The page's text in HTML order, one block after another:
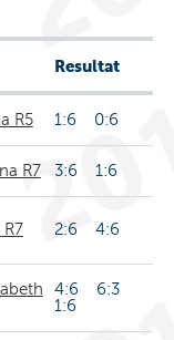
Resultat
R5 1:6 0:6
R7 3:6 1:6
2:6 4:6
4:6 6:3
1:6